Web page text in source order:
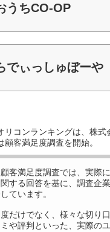
うちCO-OP
でぃっしゅぼーや
リコンランキングは、株
顧客満足度調査を開始。
客満足度調査では、実際
する回答を基に、調査企業
ています。
だけでなく、様々な切り
や評判といった、実際の